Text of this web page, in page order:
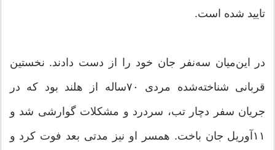
تایید شده است.
در این‌میان سه‌نفر جان خود را از دست دادند. نخستین
قربانی شناخته‌شده مردی ۷۰ساله از هلند بود که در
جریان سفر دچار تب، سردرد و مشکلات گوارشی شد و
۱۱آوریل جان باخت. همسر او نیز مدتی بعد فوت کرد و